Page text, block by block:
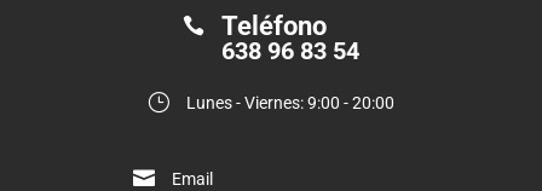
 Teléfono
638 96 83 54
} Lunes - Viernes: 9:00 - 20:00

Email